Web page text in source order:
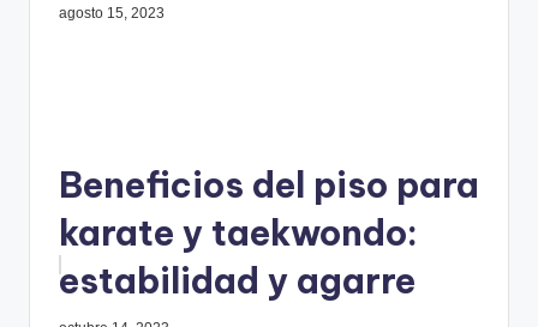
agosto 15, 2023
Beneficios del piso para
karate y taekwondo:
estabilidad y agarre